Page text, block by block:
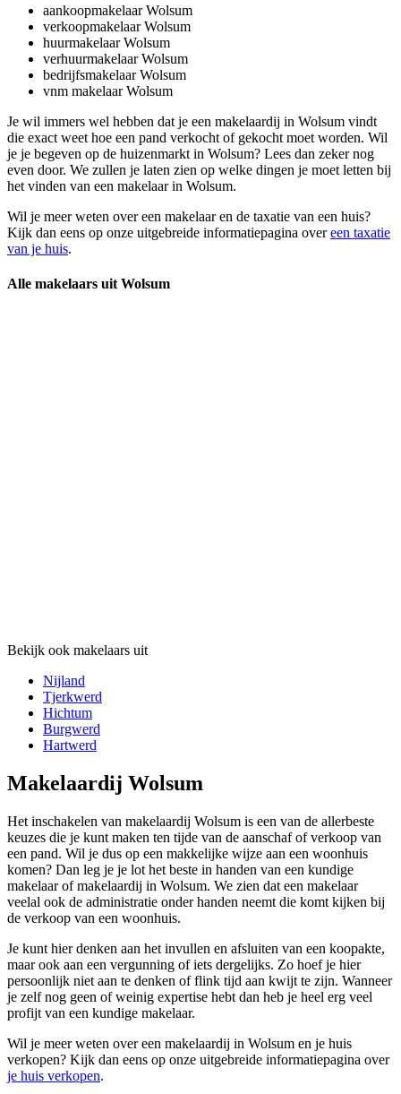
aankoopmakelaar Wolsum
verkoopmakelaar Wolsum
huurmakelaar Wolsum
verhuurmakelaar Wolsum
bedrijfsmakelaar Wolsum
vnm makelaar Wolsum
Je wil immers wel hebben dat je een makelaardij in Wolsum vindt
die exact weet hoe een pand verkocht of gekocht moet worden. Wil
je je begeven op de huizenmarkt in Wolsum? Lees dan zeker nog
even door. We zullen je laten zien op welke dingen je moet letten bij
het vinden van een makelaar in Wolsum.
Wil je meer weten over een makelaar en de taxatie van een huis?
Kijk dan eens op onze uitgebreide informatiepagina overeen taxatie
van je huis.
Alle makelaars uit Wolsum
Bekijk ook makelaars uit
Nijland
Tjerkwerd
Hichtum
Burgwerd
Hartwerd
Makelaardij Wolsum
Het inschakelen van makelaardij Wolsum is een van de allerbeste
keuzes die je kunt maken ten tijde van de aanschaf of verkoop van
een pand. Wil je dus op een makkelijke wijze aan een woonhuis
komen? Dan leg je je lot het beste in handen van een kundige
makelaar of makelaardij in Wolsum. We zien dat een makelaar
veelal ook de administratie onder handen neemt die komt kijken bij
de verkoop van een woonhuis.
Je kunt hier denken aan het invullen en afsluiten van een koopakte,
maar ook aan een vergunning of iets dergelijks. Zo hoef je hier
persoonlijk niet aan te denken of flink tijd aan kwijt te zijn. Wanneer
je zelf nog geen of weinig expertise hebt dan heb je heel erg veel
profijt van een kundige makelaar.
Wil je meer weten over een makelaardij in Wolsum en je huis
verkopen? Kijk dan eens op onze uitgebreide informatiepagina over
je huis verkopen.